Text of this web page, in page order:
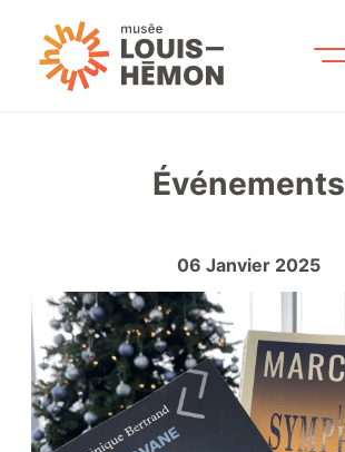
Visitez-nous
Horaire et tarifs
Accessibilité et services
Expositions et activités
Prévoyez votre séjour
Événements
06 Janvier 2025